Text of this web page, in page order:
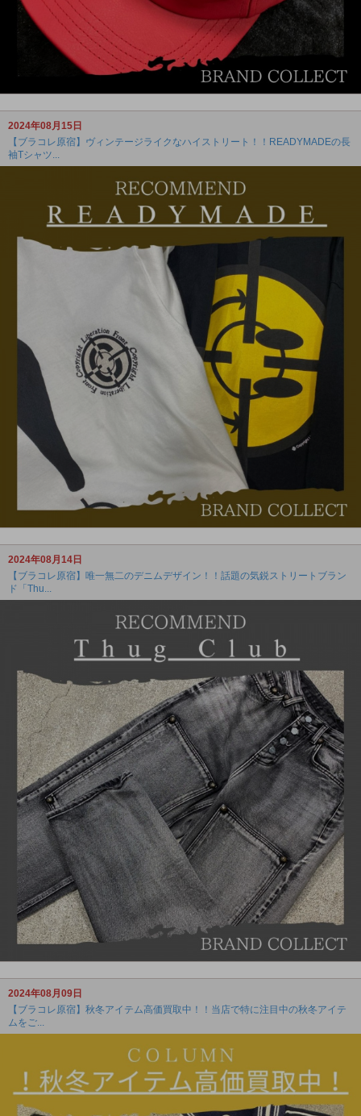
2024年08月15日
【ブラコレ原宿】ヴィンテージライクなハイストリート！！READYMADEの長
袖Tシャツ...
2024年08月14日
【ブラコレ原宿】唯一無二のデニムデザイン！！話題の気鋭ストリートブラン
ド「Thu...
2024年08月09日
【ブラコレ原宿】秋冬アイテム高価買取中！！当店で特に注目中の秋冬アイテ
ムをご...